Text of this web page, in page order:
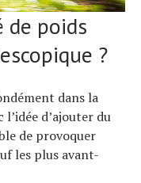
poids
?
dans la
l’idée d’ajouter du
de provoquer
les plus avant-